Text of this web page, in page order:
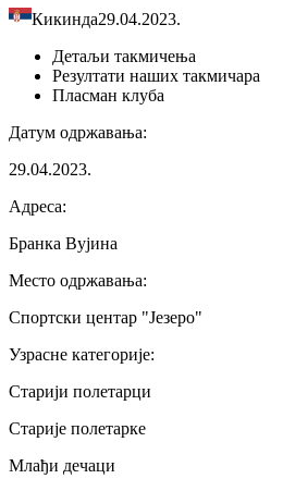
Кикинда29.04.2023.
Детаљи такмичења
Резултати наших такмичара
Пласман клуба
Датум одржавања:
29.04.2023.
Адреса:
Бранка Вујина
Место одржавања:
Спортски центар "Језеро"
Узрасне категорије:
Старији полетарци
Старије полетарке
Млађи дечаци